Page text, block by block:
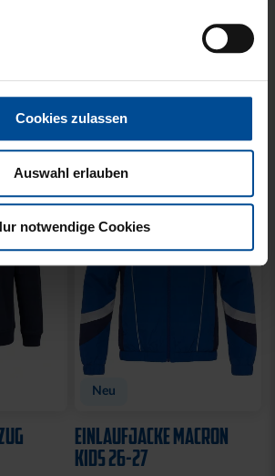
Cookies zulassen
Auswahl erlauben
notwendige Cookies
SWEATER KARLSRUHE
Neu
EINLAUFJACKE MACRON
KIDS 26-27